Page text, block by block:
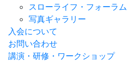
スローライフ・フォーラム
写真ギャラリー
入会について
お問い合わせ
講演・研修・ワークショップ